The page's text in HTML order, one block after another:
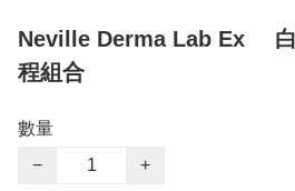
Neville Derma Lab Ex ⠀
程組合
數量
−
+